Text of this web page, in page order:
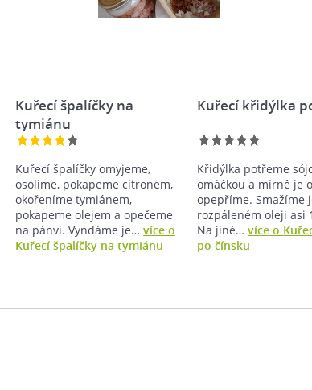
Kuřecí špalíčky na
tymiánu
Kuřecí špalíčky omyjeme,
osolíme, pokapeme citronem,
okořeníme tymiánem,
pokapeme olejem a opečeme
na pánvi. Vyndáme je…více o
Kuřecí špalíčky na tymiánu
Kuřecí křidýlka
Křidýlka potřeme
omáčkou a mírně je
opepříme. Smažíme
rozpáleném oleji asi
Na jiné…více o
po čínsku